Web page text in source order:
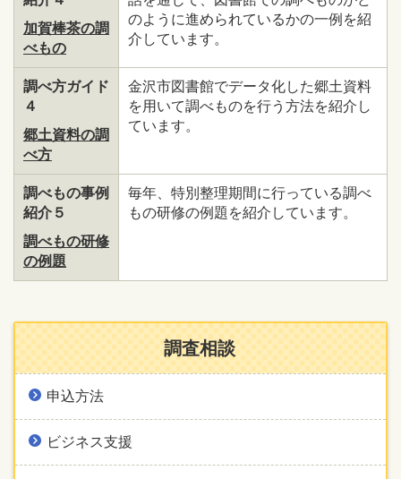
加賀棒茶の調
べもの
のように進められているかの一例を紹
介しています。
調べ方ガイド
４
郷土資料の調
べ方
金沢市図書館でデータ化した郷土資料
を用いて調べものを行う方法を紹介し
ています。
調べもの事例
紹介５
調べもの研修
の例題
毎年、特別整理期間に行っている調べ
もの研修の例題を紹介しています。
調査相談
申込方法
ビジネス支援